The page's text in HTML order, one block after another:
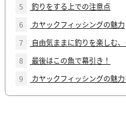
5
釣りをする上での注意点
6
カヤックフィッシングの魅力
7
自由気ままに釣りを楽しむ
8
最後はこの魚で幕引き！
9
カヤックフィッシングの魅